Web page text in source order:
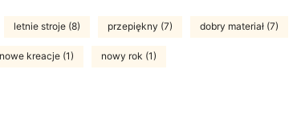
letnie stroje (8) przepiękny (7) dobry materiał (7)
kreacje (1) nowy rok (1)